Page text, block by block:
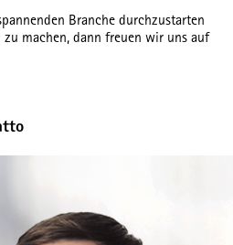
Branche durchzustarten
machen, dann freuen wir uns auf